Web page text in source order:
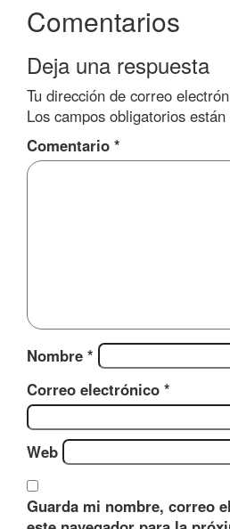
Comentarios
Deja una respuesta
Tu dirección de correo
Los campos obligatorios
Comentario *
Nombre *
Correo electrónico *
Web
Guarda mi nombre, correo